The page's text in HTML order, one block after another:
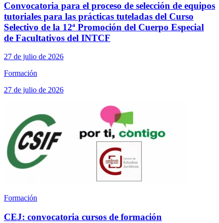
Convocatoria para el proceso de selección de equipos
tutoriales para las prácticas tuteladas del Curso
Selectivo de la 12ª Promoción del Cuerpo Especial
de Facultativos del INTCF
27 de julio de 2026
Formación
27 de julio de 2026
Formación
CEJ: convocatoria cursos de formación